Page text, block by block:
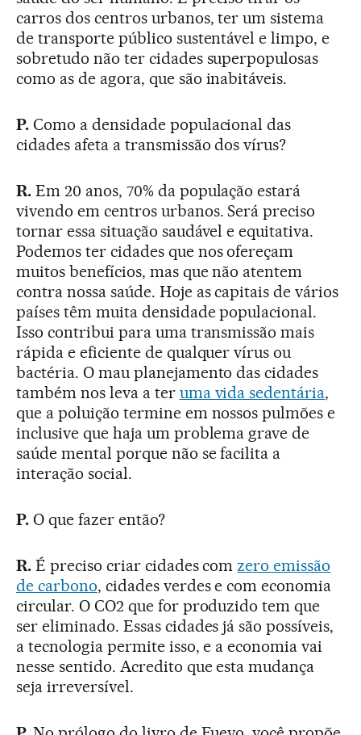
carros dos centros urbanos, ter um sistema
de transporte público sustentável e limpo, e
sobretudo não ter cidades superpopulosas
como as de agora, que são inabitáveis.
P.Como a densidade populacional das
cidades afeta a transmissão dos vírus?
R.Em 20 anos, 70% da população estará
vivendo em centros urbanos. Será preciso
tornar essa situação saudável e equitativa.
Podemos ter cidades que nos ofereçam
muitos benefícios, mas que não atentem
contra nossa saúde. Hoje as capitais de vários
países têm muita densidade populacional.
Isso contribui para uma transmissão mais
rápida e eficiente de qualquer vírus ou
bactéria. O mau planejamento das cidades
também nos leva a ter uma vida sedentária,
que a poluição termine em nossos pulmões e
inclusive que haja um problema grave de
saúde mental porque não se facilita a
interação social.
P.O que fazer então?
R.É preciso criar cidades comzero emissão
de carbono, cidades verdes e com economia
circular. O CO2 que for produzido tem que
ser eliminado. Essas cidades já são possíveis,
a tecnologia permite isso, e a economia vai
nesse sentido. Acredito que esta mudança
seja irreversível.